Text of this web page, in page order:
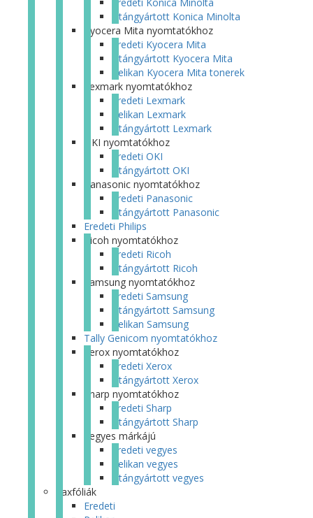
Utángyártott Konica Minolta
Kyocera Mita nyomtatókhoz
Eredeti Kyocera Mita
Utángyártott Kyocera Mita
Pelikan Kyocera Mita tonerek
Lexmark nyomtatókhoz
Eredeti Lexmark
Pelikan Lexmark
Utángyártott Lexmark
OKI nyomtatókhoz
Eredeti OKI
Utángyártott OKI
Panasonic nyomtatókhoz
Eredeti Panasonic
Utángyártott Panasonic
Eredeti Philips
Ricoh nyomtatókhoz
Eredeti Ricoh
Utángyártott Ricoh
Samsung nyomtatókhoz
Eredeti Samsung
Utángyártott Samsung
Pelikan Samsung
Tally Genicom nyomtatókhoz
Xerox nyomtatókhoz
Eredeti Xerox
Utángyártott Xerox
Sharp nyomtatókhoz
Eredeti Sharp
Utángyártott Sharp
Vegyes márkájú
Eredeti vegyes
Pelikan vegyes
Utángyártott vegyes
Faxfóliák
Eredeti